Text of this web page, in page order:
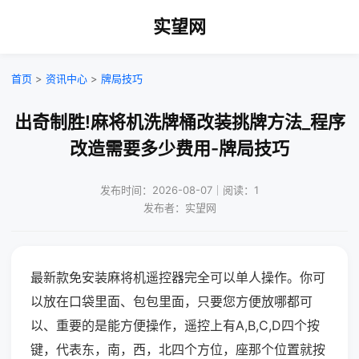
实望网
首页 > 资讯中心 > 牌局技巧
出奇制胜!麻将机洗牌桶改装挑牌方法_程序
改造需要多少费用-牌局技巧
发布时间：2026-08-07｜阅读：1
发布者：实望网
最新款免安装麻将机遥控器完全可以单人操作。你可
以放在口袋里面、包包里面，只要您方便放哪都可
以、重要的是能方便操作，遥控上有A,B,C,D四个按
键，代表东，南，西，北四个方位，座那个位置就按